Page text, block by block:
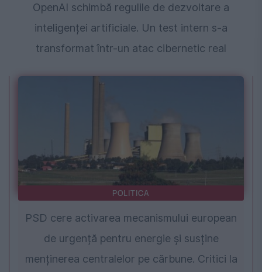
OpenAI schimbă regulile de dezvoltare a
inteligenței artificiale. Un test intern s-a
transformat într-un atac cibernetic real
POLITICA
PSD cere activarea mecanismului european
de urgență pentru energie și susține
menținerea centralelor pe cărbune. Critici la